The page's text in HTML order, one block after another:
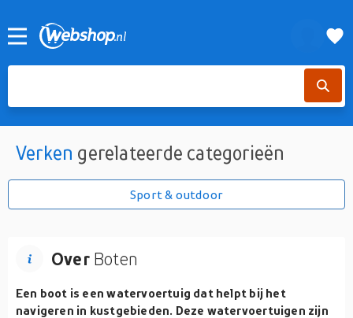
Verken gerelateerde categorieën
Sport & outdoor
OverBoten
Een boot is een watervoertuig dat helpt bij het
navigeren in kustgebieden. Deze watervoertuigen zijn